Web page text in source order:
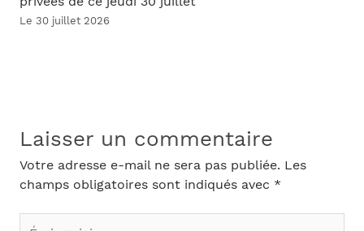
Le 30 juillet 2026
Laisser un commentaire
Votre adresse e-mail ne sera pas publiée. Les
champs obligatoires sont indiqués avec *
Écrivez